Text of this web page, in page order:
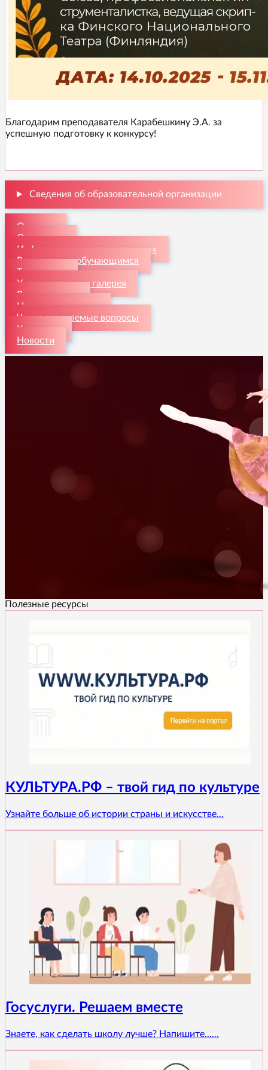
Благодарим преподавателя Карабешкину Э.А. за
успешную подготовку к конкурсу!
Сведения об образовательной организации
О школе
Отделения
Информация для поступающих
Родителям и обучающимся
Творчество
Художественная галерея
Видеогалерея
Наши достижения
Часто задаваемые вопросы
Контакты
Новости
Полезные ресурсы
КУЛЬТУРА.РФ – твой гид по культуре
Узнайте больше об истории страны и искусстве...
Госуслуги. Решаем вместе
Знаете, как сделать школу лучше? Напишите......